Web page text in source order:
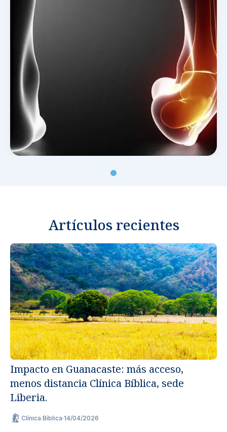
Noticias y blog
Artículos recientes
Impacto en Guanacaste: más acceso,
menos distancia Clínica Bíblica, sede
Liberia.
Clínica Bíblica·14/04/2026